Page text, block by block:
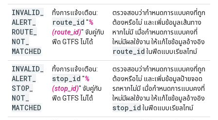
INVALID
ALERT
ROUTE
NOT
MATCHED
ทิ้งการแจ้งเตือน:
route id "%
(route_id)" จับคู่กับ
ฟีด GTFS ไม่ได้
ตรวจสอบว่ากำหนดการแบบคงที่ถูก
ต้องหรือไม่ และเพิ่มข้อมูลเส้นทาง
หากไม่มี เมื่อกำหนดการแบบคงที่
ใหม่มีผลใช้งาน ให้แก้ไขข้อมูลอ้างอิง
route id ในฟีดแบบเรียลไทม์
INVALID
ALERT
STOP
NOT
MATCHED
ทิ้งการแจ้งเตือน:
stop id "%
(stop_id)" จับคู่กับ
ฟีด GTFS ไม่ได้
ตรวจสอบว่ากำหนดการแบบคงที่ถูก
ต้องหรือไม่ และเพิ่มข้อมูลป้ายจอด
รถหากไม่มี เมื่อกำหนดการแบบคงที่
ใหม่มีผลใช้งาน ให้แก้ไขข้อมูลอ้างอิง
stop id ในฟีดแบบเรียลไทม์